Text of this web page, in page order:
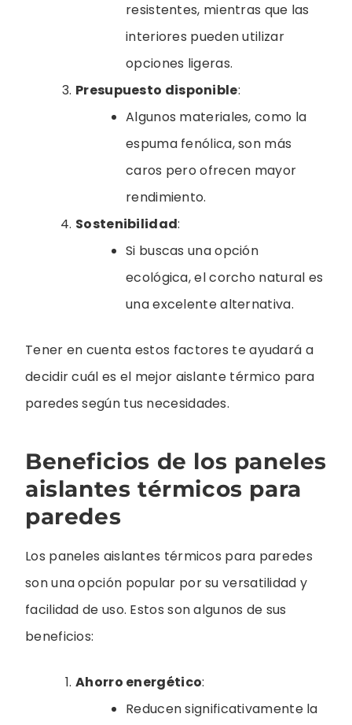
resistentes, mientras que las
interiores pueden utilizar
opciones ligeras.
Presupuesto disponible:
Algunos materiales, como la
espuma fenólica, son más
caros pero ofrecen mayor
rendimiento.
Sostenibilidad:
Si buscas una opción
ecológica, el corcho natural es
una excelente alternativa.
Tener en cuenta estos factores te ayudará a
decidir cuál es el mejor aislante térmico para
paredes según tus necesidades.
Beneficios de los paneles
aislantes térmicos para
paredes
Los paneles aislantes térmicos para paredes
son una opción popular por su versatilidad y
facilidad de uso. Estos son algunos de sus
beneficios:
Ahorro energético:
Reducen significativamente la